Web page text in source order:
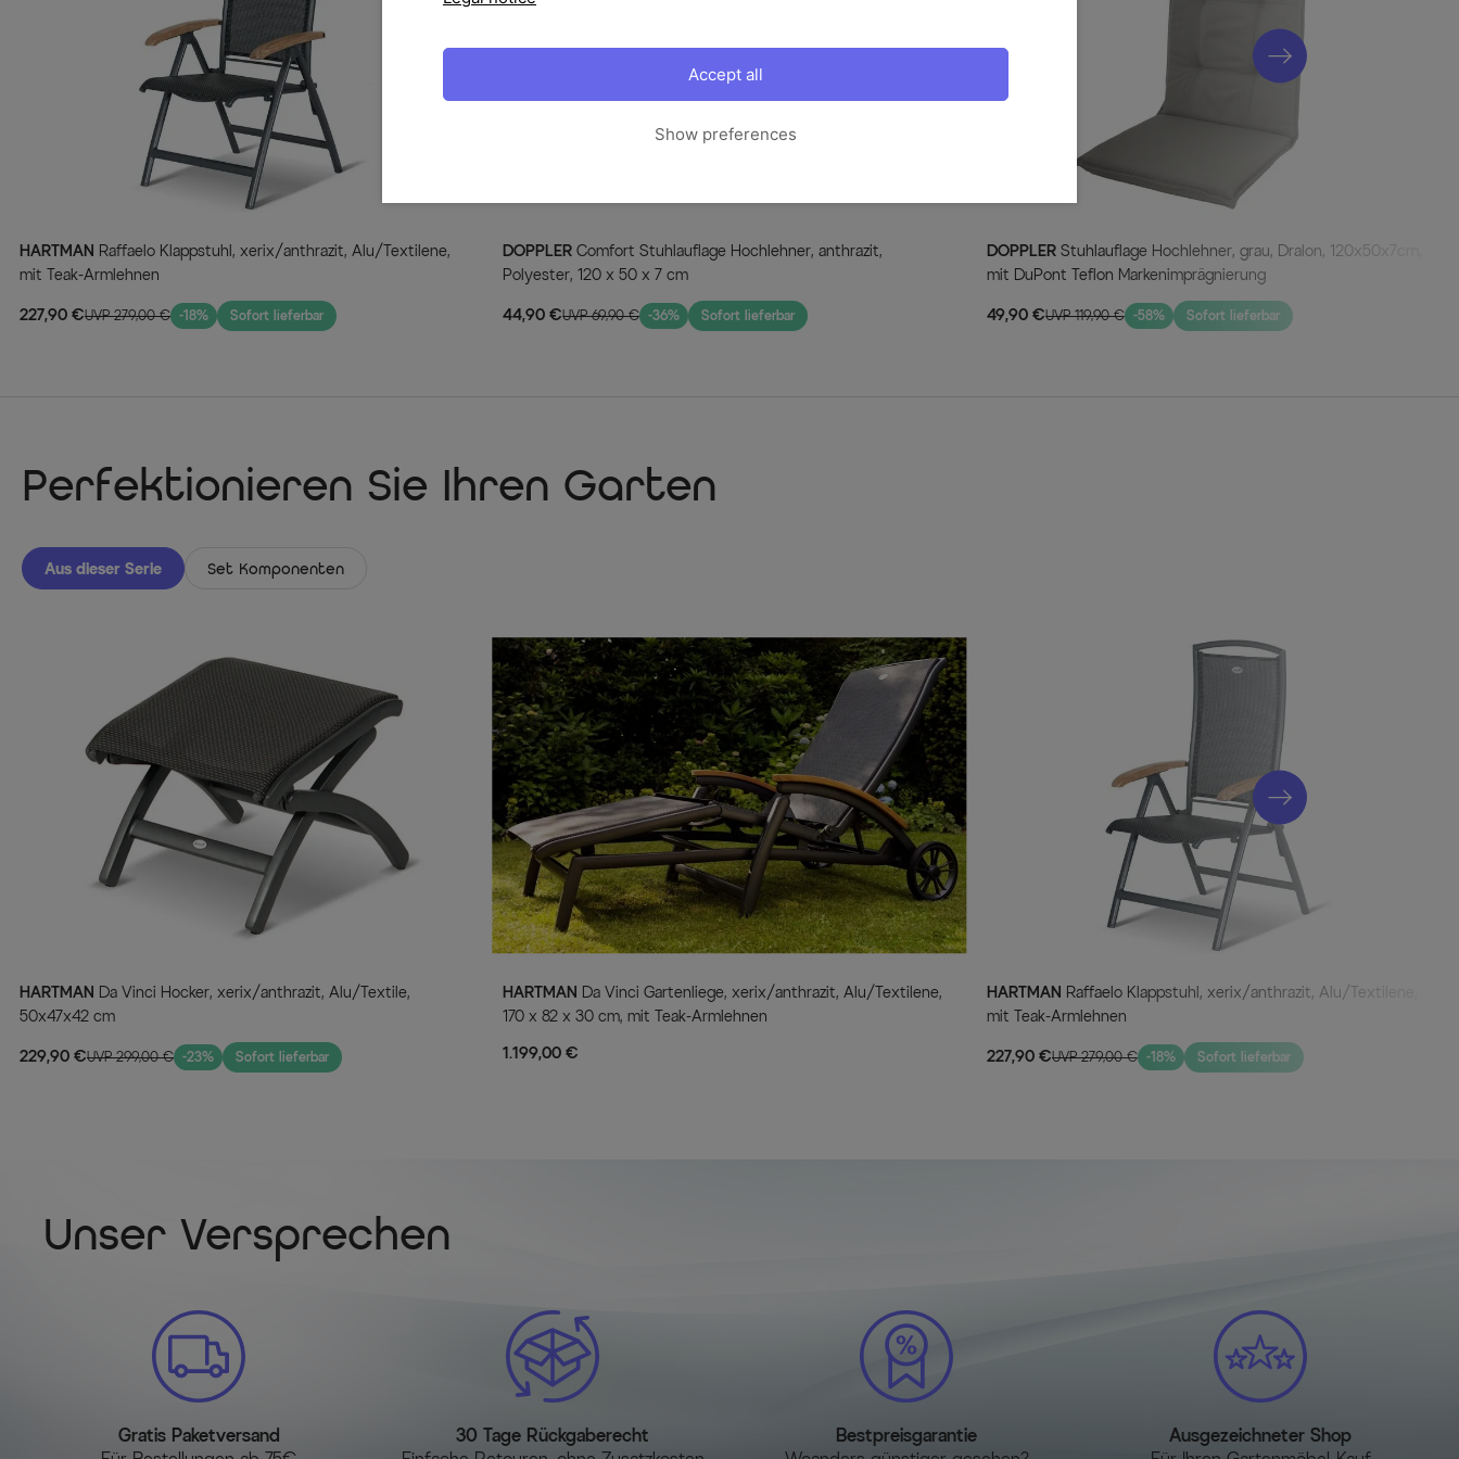
Rostfreie Aluminiumkonstruktion
Das für das Gestell verwendete rostfreie Aluminium ist ganzjährig für den Außeneinsatz
geeignet und überzeugt durch seine Langlebigkeit.
Die Möbel von OUTFLEXX bieten den höchsten Standard an Qualität und Verarbeitung
Mit einer regelmäßigen, jedoch nicht sonderlich zeitintensiven Pflege, haben Sie ganz
besonders lange Freude an diesem Objekt.
Selbst intensive Sonnenbestrahlung kann der Beschichtung nichts anhaben.
Lieferumfang
1x OUTFLEXX Esstisch, Alu/Spraystone, ca. 160x95x74cm,xerix
4x HARTMAN Klappstühle Raffaelo in xerix/anthrazit, Armlehnen aus Teak
HARTMAN
mit Teak-Armlehnen
227,90 €UVP 279,00 € -18% Sofort lieferbar
DOPPLER Comfort Stuhlauflage Hochlehner, anthrazit,
Polyester, 120 x 50 x 7 cm
44,90 €UVP 69,90 € -36% Sofort lieferbar
DOPPLERStuhlauflage Hochlehner, grau, Dralon, 120x50x7cm,
mit DuPont Teflon Markenimprägnierung
49,90 €UVP 119,90 € -58% Sofort lieferbar
Perfektionieren Sie Ihren Garten
Aus dieser Serie Set Komponenten
HARTMAN
50x47x42 cm
229,90 €UVP 299,00 € -23% Sofort lieferbar
HARTMAN
170 x 82 x 30 cm, mit Teak-Armlehnen
1.199,00 €
HARTMAN
mit Teak-Armlehnen
227,90 €UVP 279,00 € -18% Sofort lieferbar
Unser Versprechen
Gratis Paketversand
30 Tage Rückgaberecht
Bestpreisgarantie
Ausgezeichneter Shop
Show preferences
Accept all